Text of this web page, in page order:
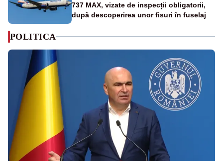
737 MAX, vizate de inspecții obligatorii,
după descoperirea unor fisuri în fuselaj
POLITICA